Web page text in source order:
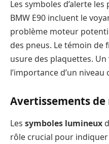
Les symboles d’alerte
BMW E90 incluent le
problème moteur
des pneus. Le témoin de
usure des plaquettes.
l’importance d’un
Avertissements
Les symboles lumineux
rôle crucial pour